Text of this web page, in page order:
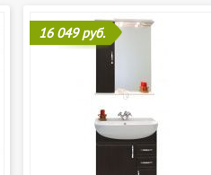
16 049 руб.